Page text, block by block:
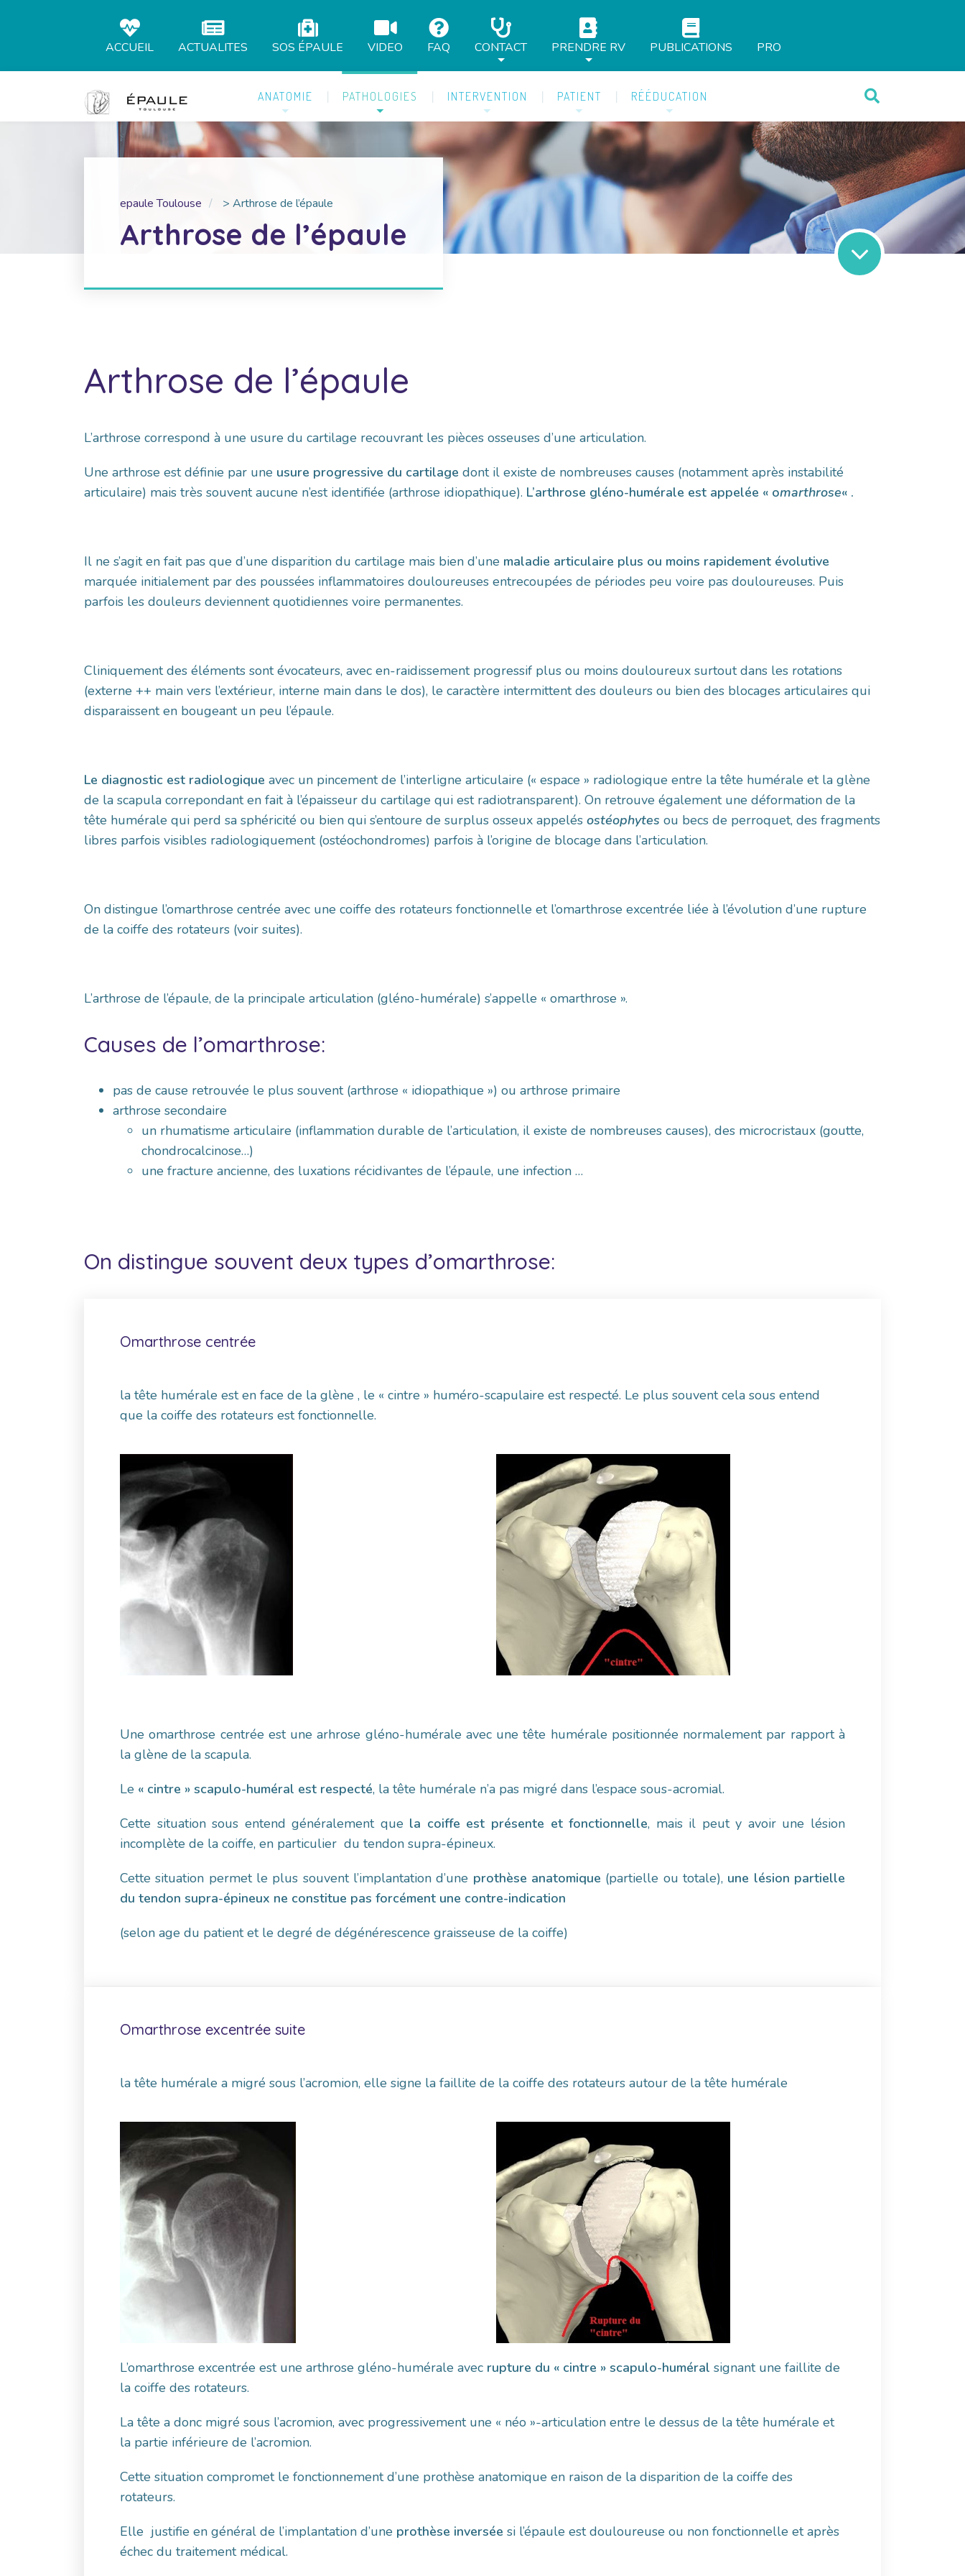
ACCUEIL ACTUALITES SOS ÉPAULE VIDEO FAQ CONTACT PRENDRE RV PUBLICATIONS PRO
ANATOMIE PATHOLOGIES INTERVENTION PATIENT RÉÉDUCATION
epaule Toulouse > Arthrose de l’épaule
Arthrose de l’épaule
Arthrose de l’épaule
L’arthrose correspond à une usure du cartilage recouvrant les pièces osseuses d’une articulation.
Une arthrose est définie par une usure progressive du cartilage dont il existe de nombreuses causes (notamment après instabilité
articulaire) mais très souvent aucune n’est identifiée (arthrose idiopathique). L’arthrose gléno-humérale est appelée « omarthrose« .
Il ne s’agit en fait pas que d’une disparition du cartilage mais bien d’une maladie articulaire plus ou moins rapidement évolutive
marquée initialement par des poussées inflammatoires douloureuses entrecoupées de périodes peu voire pas douloureuses. Puis
parfois les douleurs deviennent quotidiennes voire permanentes.
Cliniquement des éléments sont évocateurs, avec en-raidissement progressif plus ou moins douloureux surtout dans les rotations
(externe ++ main vers l’extérieur, interne main dans le dos), le caractère intermittent des douleurs ou bien des blocages articulaires qui
disparaissent en bougeant un peu l’épaule.
Le diagnostic est radiologique avec un pincement de l’interligne articulaire (« espace » radiologique entre la tête humérale et la glène
de la scapula correpondant en fait à l’épaisseur du cartilage qui est radiotransparent). On retrouve également une déformation de la
tête humérale qui perd sa sphéricité ou bien qui s’entoure de surplus osseux appelés ostéophytes ou becs de perroquet, des fragments
libres parfois visibles radiologiquement (ostéochondromes) parfois à l’origine de blocage dans l’articulation.
On distingue l’omarthrose centrée avec une coiffe des rotateurs fonctionnelle et l’omarthrose excentrée liée à l’évolution d’une rupture
de la coiffe des rotateurs (voir suites).
L’arthrose de l’épaule, de la principale articulation (gléno-humérale) s’appelle « omarthrose ».
Causes de l’omarthrose:
pas de cause retrouvée le plus souvent (arthrose « idiopathique ») ou arthrose primaire
arthrose secondaire
un rhumatisme articulaire (inflammation durable de l’articulation, il existe de nombreuses causes), des microcristaux (goutte,
chondrocalcinose…)
une fracture ancienne, des luxations récidivantes de l’épaule, une infection …
On distingue souvent deux types d’omarthrose:
Omarthrose centrée
la tête humérale est en face de la glène , le « cintre » huméro-scapulaire est respecté. Le plus souvent cela sous entend
que la coiffe des rotateurs est fonctionnelle.
Une omarthrose centrée est une arhrose gléno-humérale avec une tête humérale positionnée normalement par rapport à
la glène de la scapula.
Le « cintre » scapulo-huméral est respecté, la tête humérale n’a pas migré dans l’espace sous-acromial.
Cette situation sous entend généralement que la coiffe est présente et fonctionnelle, mais il peut y avoir une lésion
incomplète de la coiffe, en particulier du tendon supra-épineux.
Cette situation permet le plus souvent l’implantation d’une prothèse anatomique (partielle ou totale), une lésion partielle
du tendon supra-épineux ne constitue pas forcément une contre-indication
(selon age du patient et le degré de dégénérescence graisseuse de la coiffe)
Omarthrose excentrée suite
la tête humérale a migré sous l’acromion, elle signe la faillite de la coiffe des rotateurs autour de la tête humérale
L’omarthrose excentrée est une arthrose gléno-humérale avec rupture du « cintre » scapulo-huméral signant une faillite de
la coiffe des rotateurs.
La tête a donc migré sous l’acromion, avec progressivement une « néo »-articulation entre le dessus de la tête humérale et
la partie inférieure de l’acromion.
Cette situation compromet le fonctionnement d’une prothèse anatomique en raison de la disparition de la coiffe des
rotateurs.
Elle justifie en général de l’implantation d’une prothèse inversée si l’épaule est douloureuse ou non fonctionnelle et après
échec du traitement médical.